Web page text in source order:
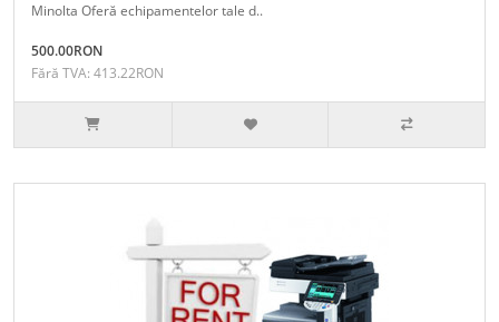
Minolta Oferă echipamentelor tale d..
500.00RON
Fără TVA: 413.22RON